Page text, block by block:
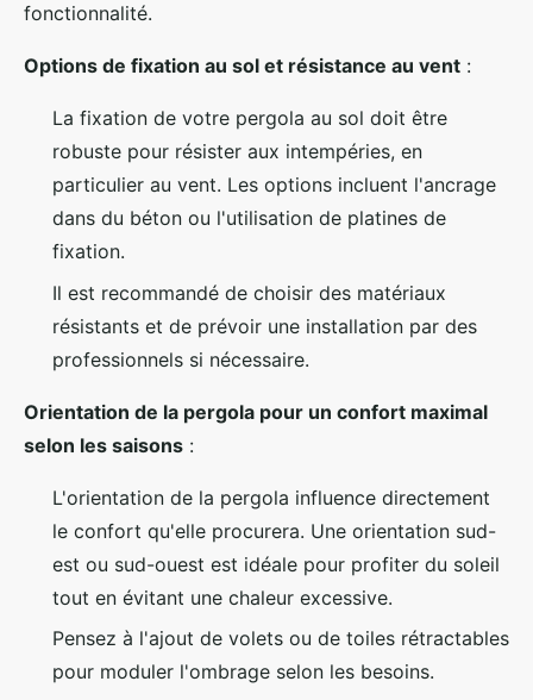
fonctionnalité.
Options de fixation au sol et résistance au vent :
La fixation de votre pergola au sol doit être
robuste pour résister aux intempéries, en
particulier au vent. Les options incluent l'ancrage
dans du béton ou l'utilisation de platines de
fixation.
Il est recommandé de choisir des matériaux
résistants et de prévoir une installation par des
professionnels si nécessaire.
Orientation de la pergola pour un confort maximal
selon les saisons :
L'orientation de la pergola influence directement
le confort qu'elle procurera. Une orientation sud-
est ou sud-ouest est idéale pour profiter du soleil
tout en évitant une chaleur excessive.
Pensez à l'ajout de volets ou de toiles rétractables
pour moduler l'ombrage selon les besoins.